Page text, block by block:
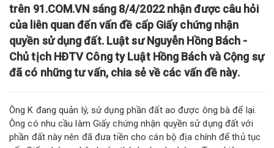
trên 91.COM.VN sáng 8/4/2022 nhận được câu hỏi
của liên quan đến vấn đề cấp Giấy chứng nhận
quyền sử dụng đất. Luật sư Nguyễn Hồng Bách -
Chủ tịch HĐTV Công ty Luật Hồng Bách và Cộng sự
đã có những tư vấn, chia sẻ về các vấn đề này.
Ông K đang quản lý, sử dụng phần đất ao được ông bà để lại.
Ông có nhu cầu làm Giấy chứng nhận quyền sử dụng đất với
phần đất này nên đã đưa tiền cho cán bộ địa chính để thủ tục